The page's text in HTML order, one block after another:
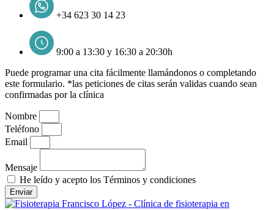
+34 623 30 14 23
9:00 a 13:30 y 16:30 a 20:30h
Puede programar una cita fácilmente llamándonos o completando
este formulario. *las peticiones de citas serán validas cuando sean
confirmadas por la clínica
Nombre
Teléfono
Email
Mensaje
He leído y acepto los Términos y condiciones
Enviar